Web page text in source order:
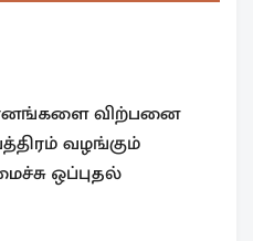
விற்பனை
வழங்கும்
ஒப்புதல்